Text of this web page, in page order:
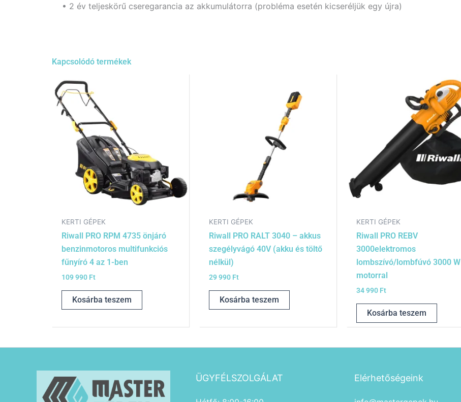
• 2 év teljeskörű cseregarancia az akkumulátorra (probléma esetén kicseréljük egy újra)
Kapcsolódó termékek
KERTI GÉPEK
Riwall PRO RPM 4735 önjáró
benzinmotoros multifunkciós
fűnyíró 4 az 1-ben
109 990 Ft
Kosárba teszem
KERTI GÉPEK
Riwall PRO RALT 3040 – akkus
szegélyvágó 40V (akku és töltő
nélkül)
29 990 Ft
Kosárba teszem
KERTI GÉPEK
Riwall PRO REBV
3000elektromos
lombszívó/lombfúvó 3000 W
motorral
34 990 Ft
Kosárba teszem
ÜGYFÉLSZOLGÁLAT Elérhetőségeink